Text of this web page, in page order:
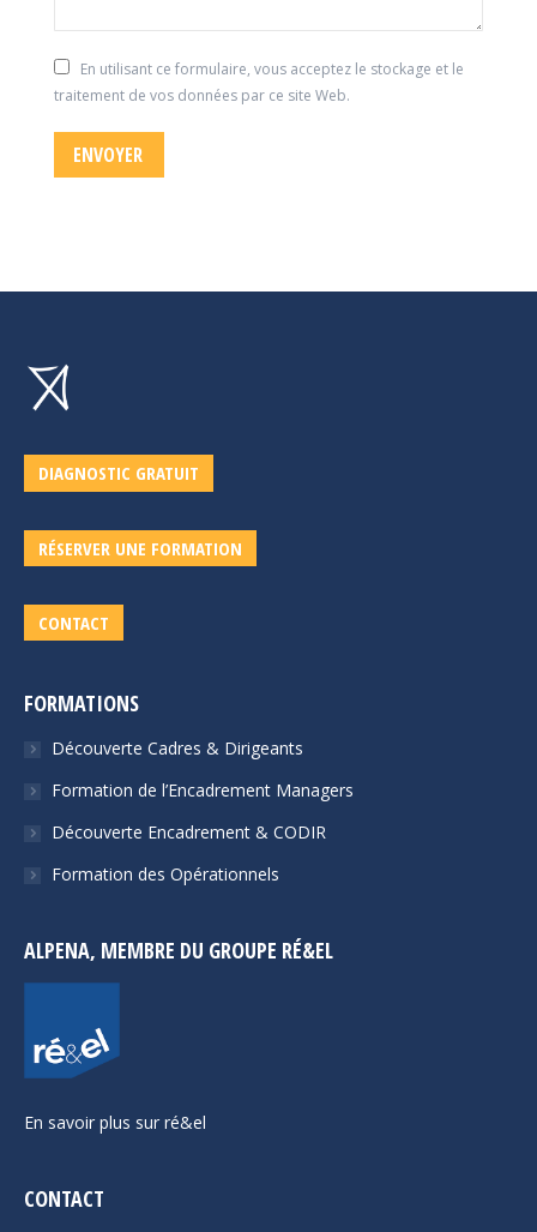
En utilisant ce formulaire, vous acceptez le stockage et le
traitement de vos données par ce site Web.
ENVOYER
DIAGNOSTIC GRATUIT
RÉSERVER UNE FORMATION
CONTACT
FORMATIONS
Découverte Cadres & Dirigeants
Formation de l’Encadrement Managers
Découverte Encadrement & CODIR
Formation des Opérationnels
ALPENA, MEMBRE DU GROUPE RÉ&EL
En savoir plus sur ré&el
CONTACT